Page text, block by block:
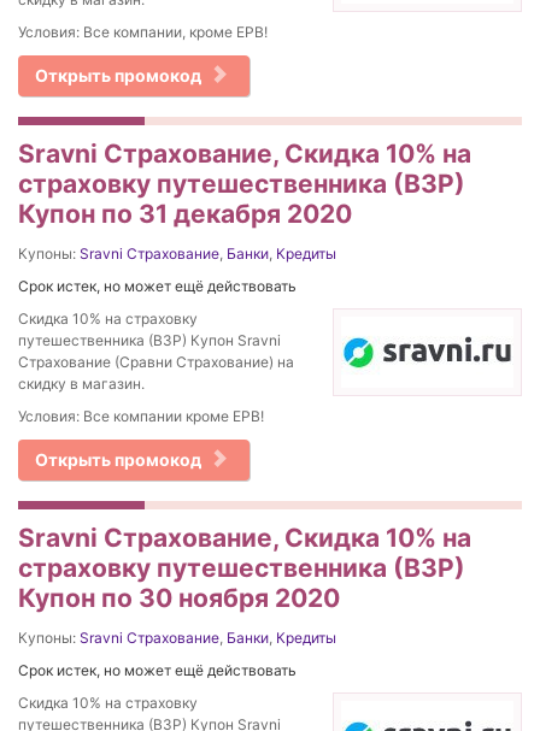
Условия: Все компании, кроме ЕРВ!
Открыть промокод
Sravni Страхование, Скидка 10% на
страховку путешественника (ВЗР)
Купон по 31 декабря 2020
Купоны: Sravni Страхование Банки Кредиты
Срок истек, но может ещё действовать
Скидка 10% на страховку
путешественника (ВЗР) Купон Sravni
Страхование (Сравни Страхование) на
скидку в магазин.
Условия: Все компании кроме ЕРВ!
Открыть промокод
Sravni Страхование, Скидка 10% на
страховку путешественника (ВЗР)
Купон по 30 ноября 2020
Купоны: Sravni Страхование Банки Кредиты
Срок истек, но может ещё действовать
Скидка 10% на страховку
путешественника (ВЗР) Купон Sravni